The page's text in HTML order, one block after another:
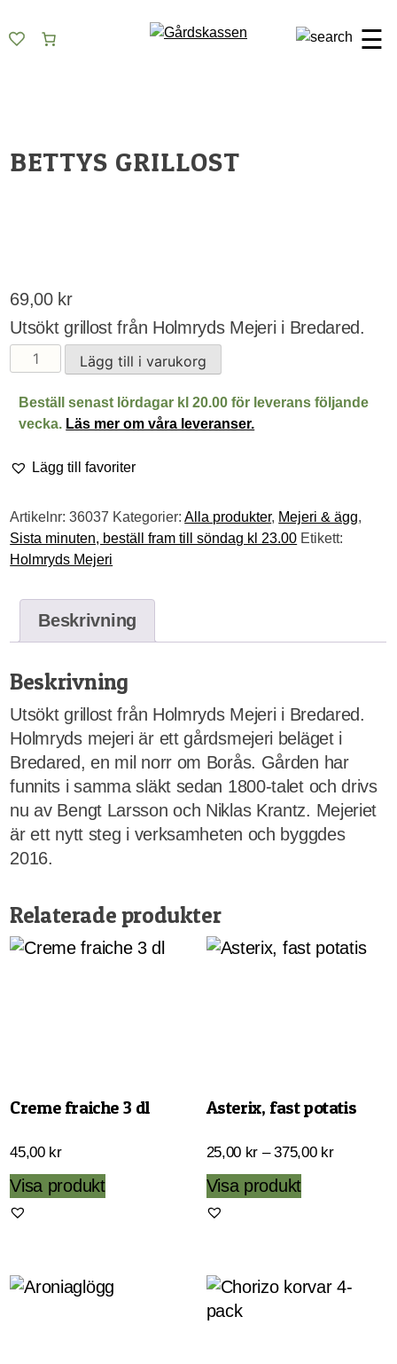
to
☰
BETTYS GRILLOST
69,00 kr
Utsökt grillost från Holmryds Mejeri i Bredared.
Bettys
grillost
Lägg till i varukorg
Beställ senast lördagar kl 20.00 för leverans följande
vecka. Läs mer om våra leveranser.
Lägg till favoriter
Artikelnr:36037 Kategorier:Alla produkter, Mejeri & ägg,
Sista minuten, beställ fram till söndag kl 23.00 Etikett:
Holmryds Mejeri
Beskrivning
Beskrivning
Utsökt grillost från Holmryds Mejeri i Bredared.
Holmryds mejeri är ett gårdsmejeri beläget i
Bredared, en mil norr om Borås. Gården har
funnits i samma släkt sedan 1800-talet och drivs
nu av Bengt Larsson och Niklas Krantz. Mejeriet
är ett nytt steg i verksamheten och byggdes
2016.
Relaterade produkter
Creme fraiche 3 dl
45,00 kr
Visa produkt
Asterix, fast potatis
25,00 kr – 375,00 kr
Visa produktDen
flera